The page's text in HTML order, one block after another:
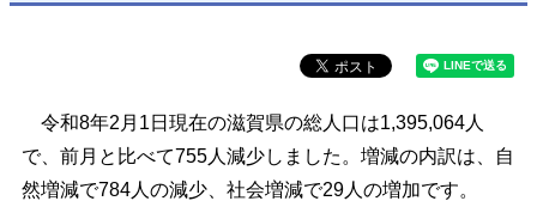
令和8年2月1日現在の滋賀県の総人口は1,395,064人
で、前月と比べて755人減少しました。増減の内訳は、自
然増減で784人の減少、社会増減で29人の増加です。